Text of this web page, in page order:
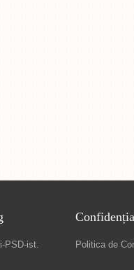
PSD-ist. Politica de